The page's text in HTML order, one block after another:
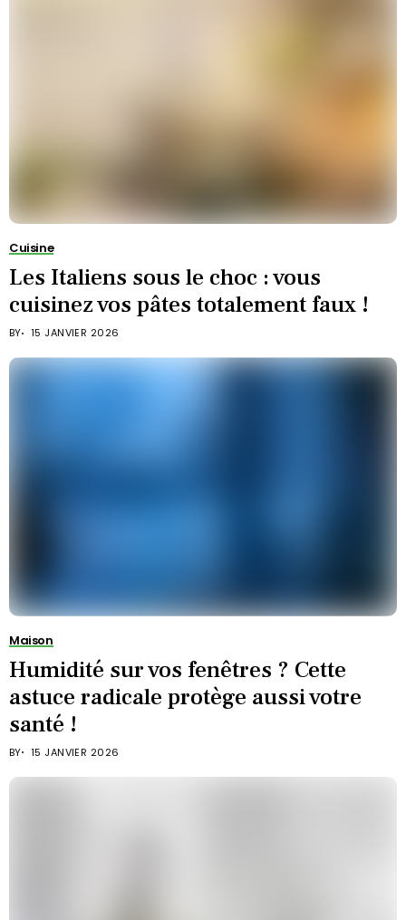
Cuisine
Les Italiens sous le choc : vous
cuisinez vos pâtes totalement faux !
BY 15 JANVIER 2026
Maison
Humidité sur vos fenêtres ? Cette
astuce radicale protège aussi votre
santé !
BY 15 JANVIER 2026